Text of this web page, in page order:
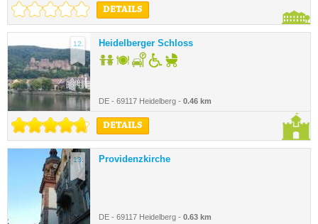
DETAILS
12. Heidelberger Schloss
DE - 69117 Heidelberg - 0.46 km
DETAILS
13. Providenzkirche
DE - 69117 Heidelberg - 0.63 km